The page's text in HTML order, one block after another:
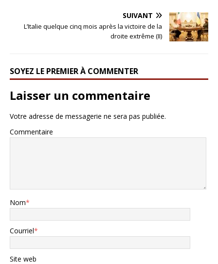
SUIVANT
L’Italie quelque cinq mois après la victoire de la
droite extrême (II)
SOYEZ LE PREMIER À COMMENTER
Laisser un commentaire
Votre adresse de messagerie ne sera pas publiée.
Commentaire
Nom*
Courriel*
Site web